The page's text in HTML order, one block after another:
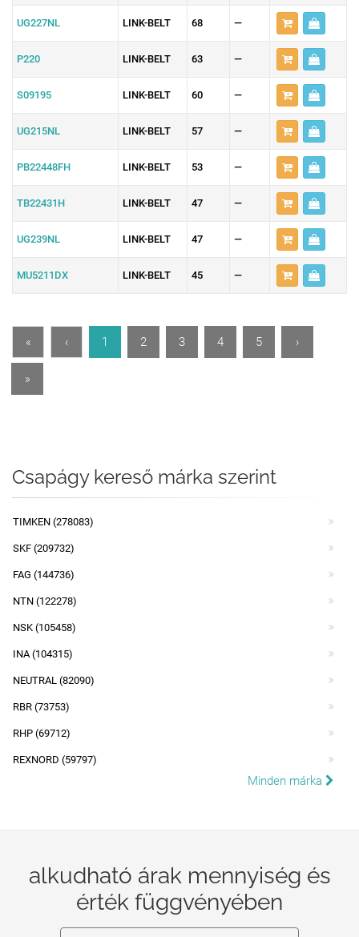
UG227NL LINK-BELT 68 —
P220 LINK-BELT 63 —
S09195 LINK-BELT 60 —
UG215NL LINK-BELT 57 —
PB22448FH LINK-BELT 53 —
TB22431H LINK-BELT 47 —
UG239NL LINK-BELT 47 —
MU5211DX LINK-BELT 45 —
« ‹ 1 2 3 4 5 ›
»
Csapágy kereső márka szerint
TIMKEN (278083)
SKF (209732)
FAG (144736)
NTN (122278)
NSK (105458)
INA (104315)
NEUTRAL (82090)
RBR (73753)
RHP (69712)
REXNORD (59797)
Minden márka
alkudható árak mennyiség és
érték függvényében